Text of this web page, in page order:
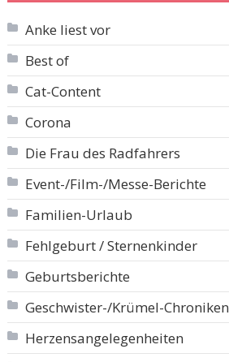
Anke liest vor
Best of
Cat-Content
Corona
Die Frau des Radfahrers
Event-/Film-/Messe-Berichte
Familien-Urlaub
Fehlgeburt / Sternenkinder
Geburtsberichte
Geschwister-/Krümel-Chroniken
Herzensangelegenheiten